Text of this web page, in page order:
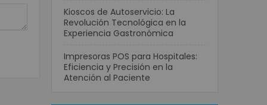
Kioscos de Autoservicio: La
Revolución Tecnológica en la
Experiencia Gastronómica
Impresoras POS para Hospitales:
Eficiencia y Precisión en la
Atención al Paciente